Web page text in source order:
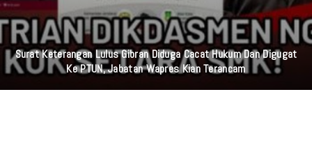
Surat Keterangan Lulus Gibran Diduga Cacat Hukum Dan Digugat
Ke PTUN, Jabatan Wapres Kian Terancam